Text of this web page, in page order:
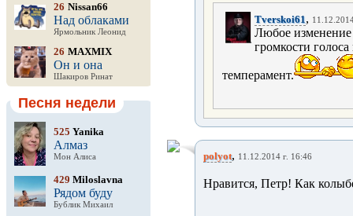
26 Nissan66
Над облаками
Ярмольник Леонид
26 MAXMIX
Он и она
Шакиров Ринат
Песня недели
525 Yanika
Алмаз
Мон Алиса
429 Miloslavna
Рядом буду
Бублик Михаил
Tverskoi61,
Любое изменение
громкости
темперамент.
polyot, 11.12.2014 г. 16:46
Нравится, Петр! Как